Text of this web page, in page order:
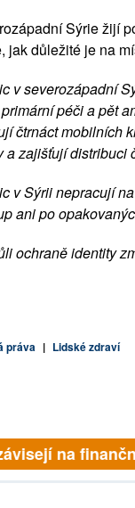
Sýrie žijí
jak důležité je na
v severozápadní
péči a pět
čtrnáct mobilních
a zajišťují distribuci
v Sýrii nepracují
ani po
ochraně identity
práva | Lidské zdraví
na